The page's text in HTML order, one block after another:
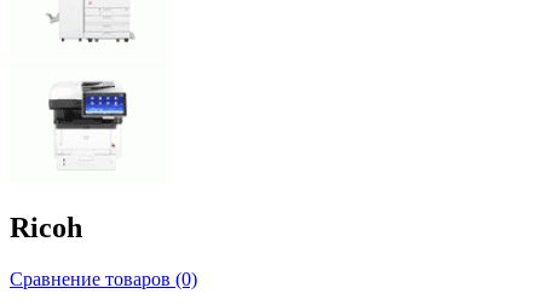
Ricoh
Сравнение товаров (0)